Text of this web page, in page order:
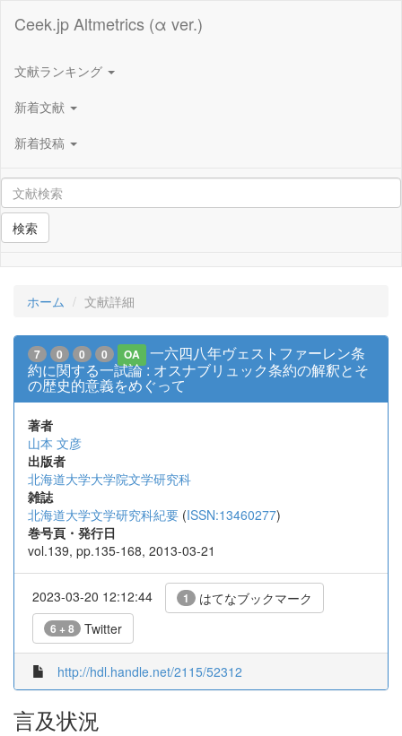
Ceek.jp Altmetrics (α ver.)
文献ランキング
新着文献
新着投稿
検索
ホーム 文献詳細
7 0 0 0 OA
一六四八年ヴェストファーレン条
約に関する一試論 : オスナブリュック条約の解釈とそ
の歴史的意義をめぐって
著者
山本 文彦
出版者
北海道大学大学院文学研究科
雑誌
北海道大学文学研究科紀要 (ISSN:13460277)
巻号頁・発行日
vol.139, pp.135-168, 2013-03-21
2023-03-20 12:12:44 1 はてなブックマーク
6 + 8 Twitter
http://hdl.handle.net/2115/52312
言及状況